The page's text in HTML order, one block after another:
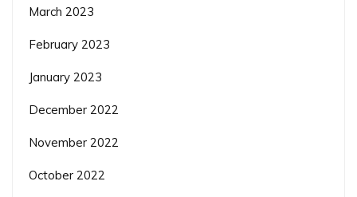
March 2023
February 2023
January 2023
December 2022
November 2022
October 2022